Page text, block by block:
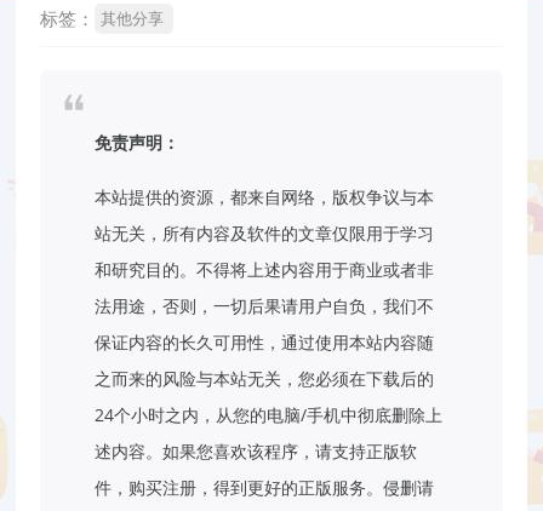
标签： 其他分享
免责声明：
本站提供的资源，都来自网络，版权争议与本
站无关，所有内容及软件的文章仅限用于学习
和研究目的。不得将上述内容用于商业或者非
法用途，否则，一切后果请用户自负，我们不
保证内容的长久可用性，通过使用本站内容随
之而来的风险与本站无关，您必须在下载后的
24个小时之内，从您的电脑/手机中彻底删除上
述内容。如果您喜欢该程序，请支持正版软
件，购买注册，得到更好的正版服务。侵删请